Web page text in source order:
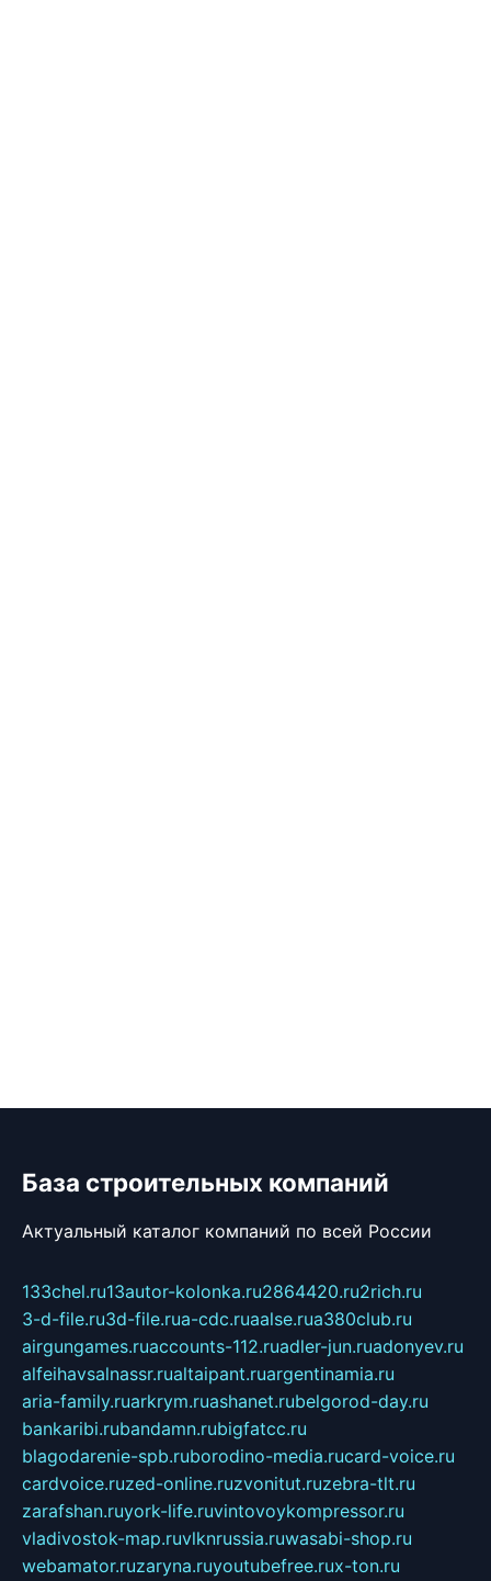
База строительных компаний
Актуальный каталог компаний по всей России
133chel.ru13autor-kolonka.ru2864420.ru2rich.ru
3-d-file.ru3d-file.rua-cdc.ruaalse.rua380club.ru
airgungames.ruaccounts-112.ruadler-jun.ruadonyev.ru
alfeihavsalnassr.rualtaipant.ruargentinamia.ru
aria-family.ruarkrym.ruashanet.rubelgorod-day.ru
bankaribi.rubandamn.rubigfatcc.ru
blagodarenie-spb.ruborodino-media.rucard-voice.ru
cardvoice.ruzed-online.ruzvonitut.ruzebra-tlt.ru
zarafshan.ruyork-life.ruvintovoykompressor.ru
vladivostok-map.ruvlknrussia.ruwasabi-shop.ru
webamator.ruzaryna.ruyoutubefree.rux-ton.ru